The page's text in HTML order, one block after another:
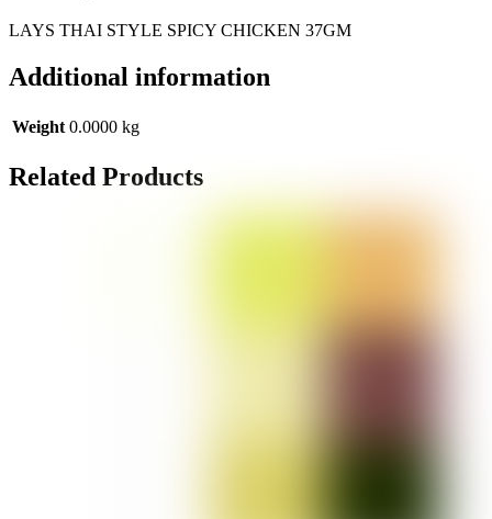
LAYS THAI STYLE SPICY CHICKEN 37GM
Additional information
Weight 0.0000 kg
Related Products